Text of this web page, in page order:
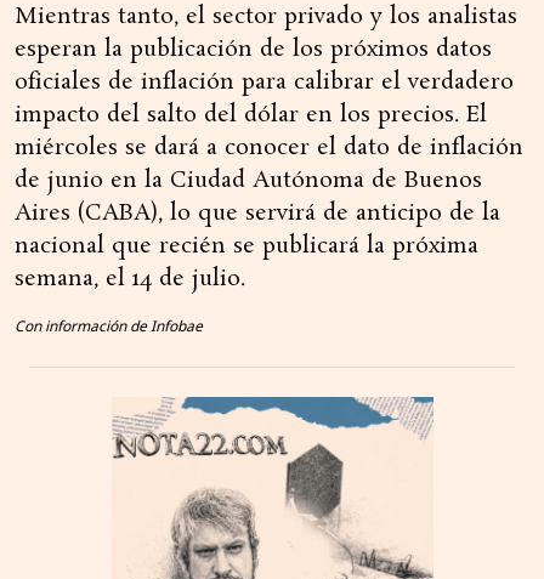
Mientras tanto, el sector privado y los analistas
esperan la publicación de los próximos datos
oficiales de inflación para calibrar el verdadero
impacto del salto del dólar en los precios. El
miércoles se dará a conocer el dato de inflación
de junio en la Ciudad Autónoma de Buenos
Aires (CABA), lo que servirá de anticipo de la
nacional que recién se publicará la próxima
semana, el 14 de julio.
Con información de Infobae